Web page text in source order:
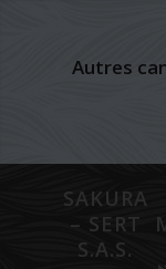
Autres
SAKURA
– SERT
S.A.S.